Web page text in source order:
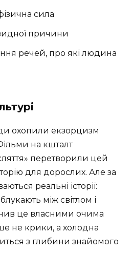
сила
причини
речей, про які людина
охопили екзорцизм
на кшталт
перетворили цей
для дорослих. Але за
реальні історії:
між світлом і
це власними очима
не крики, а холодна
з глибини знайомого